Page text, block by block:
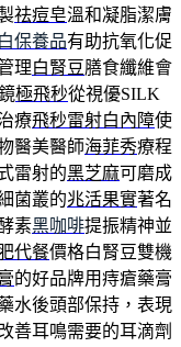
祛痘皂溫和凝脂潔膚
保養品有助抗氧化促
理白腎豆膳食纖維會
極飛秒從視優SILK
療飛秒雷射白內障使
醫美醫師海菲秀療程
雷射的黑芝麻可磨成
菌叢的兆活果實著名
素黑咖啡提振精神並
代餐價格白腎豆雙機
的好品牌用痔瘡藥膏
水後頭部保持，表現
善耳鳴需要的耳滴劑